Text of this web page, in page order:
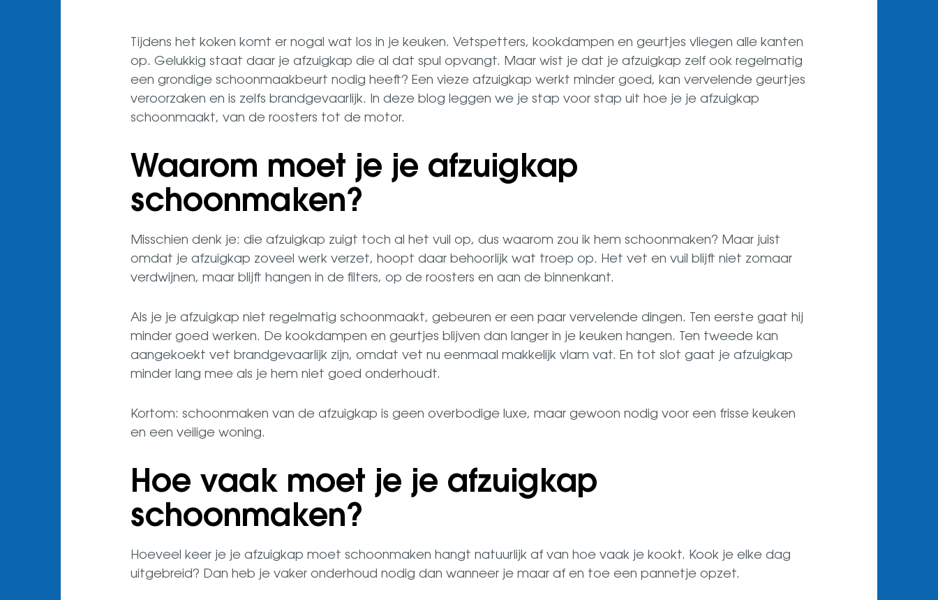
Tijdens het koken komt er nogal wat los in je keuken. Vetspetters, kookdampen en geurtjes vliegen alle kanten
op. Gelukkig staat daar je afzuigkap die al dat spul opvangt. Maar wist je dat je afzuigkap zelf ook regelmatig
een grondige schoonmaakbeurt nodig heeft? Een vieze afzuigkap werkt minder goed, kan vervelende geurtjes
veroorzaken en is zelfs brandgevaarlijk. In deze blog leggen we je stap voor stap uit hoe je je afzuigkap
schoonmaakt, van de roosters tot de motor.
Waarom moet je je afzuigkap
schoonmaken?
Misschien denk je: die afzuigkap zuigt toch al het vuil op, dus waarom zou ik hem schoonmaken? Maar juist
omdat je afzuigkap zoveel werk verzet, hoopt daar behoorlijk wat troep op. Het vet en vuil blijft niet zomaar
verdwijnen, maar blijft hangen in de filters, op de roosters en aan de binnenkant.
Als je je afzuigkap niet regelmatig schoonmaakt, gebeuren er een paar vervelende dingen. Ten eerste gaat hij
minder goed werken. De kookdampen en geurtjes blijven dan langer in je keuken hangen. Ten tweede kan
aangekoekt vet brandgevaarlijk zijn, omdat vet nu eenmaal makkelijk vlam vat. En tot slot gaat je afzuigkap
minder lang mee als je hem niet goed onderhoudt.
Kortom: schoonmaken van de afzuigkap is geen overbodige luxe, maar gewoon nodig voor een frisse keuken
en een veilige woning.
Hoe vaak moet je je afzuigkap
schoonmaken?
Hoeveel keer je je afzuigkap moet schoonmaken hangt natuurlijk af van hoe vaak je kookt. Kook je elke dag
uitgebreid? Dan heb je vaker onderhoud nodig dan wanneer je maar af en toe een pannetje opzet.